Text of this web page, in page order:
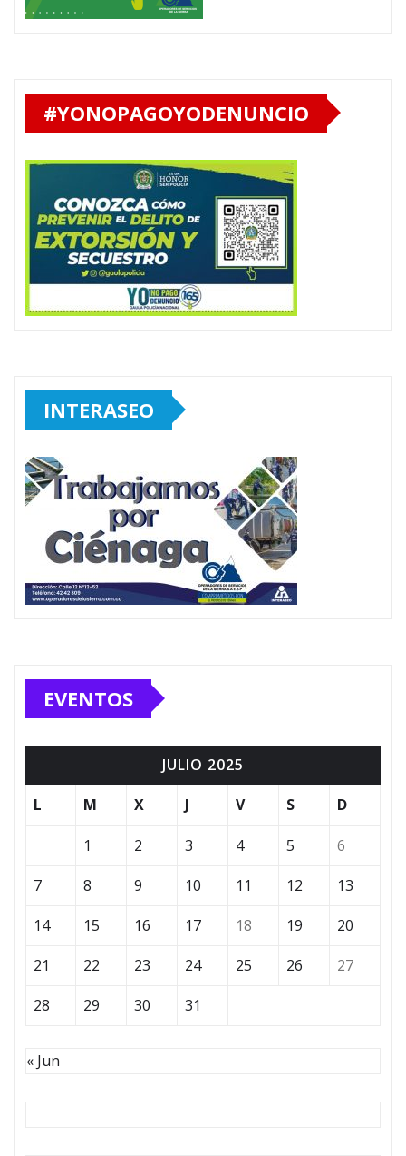
#YONOPAGOYODENUNCIO
INTERASEO
EVENTOS
JULIO 2025
L
M X J V S D
1 2 3 4 5
6
7
8 9 10 11 12
13
14
15 16 17 18 19
20
21
22 23 24 25 26
27
28
29 30 31
« Jun